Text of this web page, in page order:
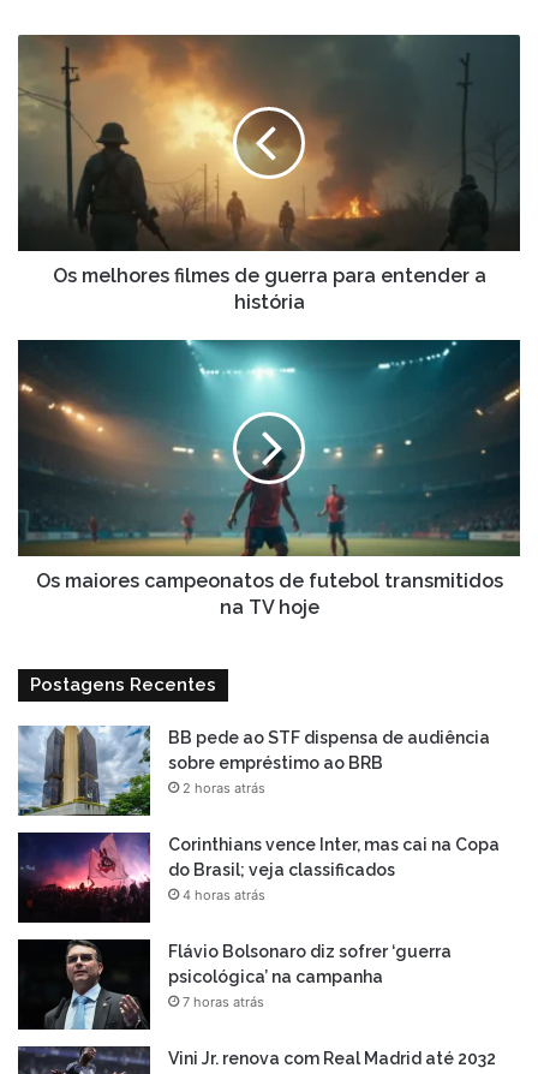
melhores
filmes
de
entender
história
Os melhores filmes de guerra para entender a
história
maiores
campeonatos
transmitidos
TV
hoje
Os maiores campeonatos de futebol transmitidos
na TV hoje
Postagens Recentes
BB pede ao STF dispensa de audiência
sobre empréstimo ao BRB
2 horas atrás
Corinthians vence Inter, mas cai na Copa
do Brasil; veja classificados
4 horas atrás
Flávio Bolsonaro diz sofrer ‘guerra
psicológica’ na campanha
7 horas atrás
Vini Jr. renova com Real Madrid até 2032